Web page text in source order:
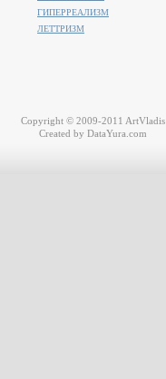
ГИПЕРРЕАЛИЗМ
ЛЕТТРИЗМ
Copyright © 2009-2011 ArtVladis
Created by DataYura.com